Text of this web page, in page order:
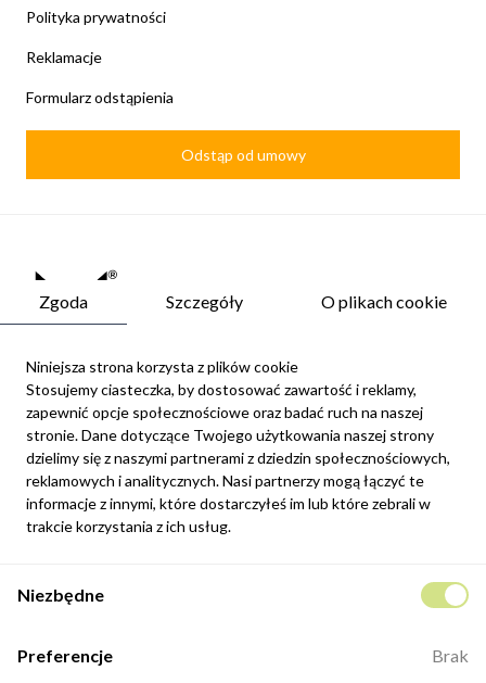
Polityka prywatności
Reklamacje
Formularz odstąpienia
Odstąp od umowy
Newsletter
Możesz zrezygnować w każdej chwili. W tym celu należy odnaleźć
szczegóły w naszej informacji prawnej.
Zapisz się
internetowego.
Kontakt
Zgoda Szczegóły O plikach cookie
Niniejsza strona korzysta z plików cookie
Stosujemy ciasteczka, by dostosować zawartość i reklamy,
zapewnić opcje społecznościowe oraz badać ruch na naszej
stronie. Dane dotyczące Twojego użytkowania naszej strony
dzielimy się z naszymi partnerami z dziedzin społecznościowych,
reklamowych i analitycznych. Nasi partnerzy mogą łączyć te
informacje z innymi, które dostarczyłeś im lub które zebrali w
trakcie korzystania z ich usług.
Niezbędne
Preferencje Brak